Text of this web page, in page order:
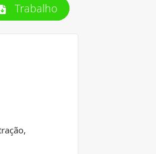
Trabalho